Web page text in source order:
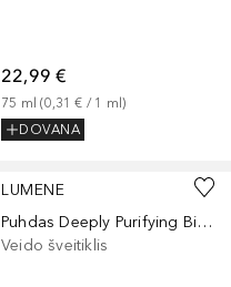
22,99 €
75 ml (0,31 € / 1 ml)
DOVANA
LUMENE
Puhdas Deeply Purifying Birch Scrub
Veido šveitiklis